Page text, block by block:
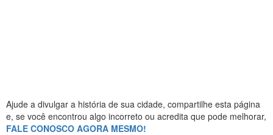
Ajude a divulgar a história de sua cidade, compartilhe esta página
e, se você encontrou algo incorreto ou acredita que pode melhorar,
FALE CONOSCO AGORA MESMO!